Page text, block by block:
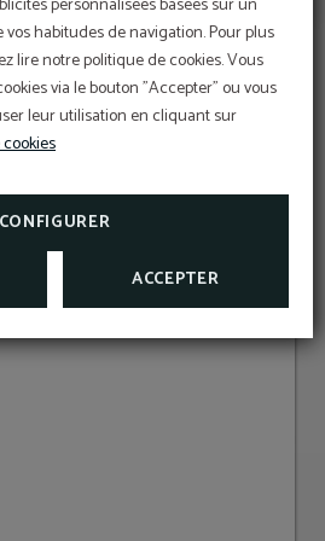
habitudes de navigation. Pour plus
lire notre politique de cookies. Vous
via le bouton "Accepter" ou vous
leur utilisation en cliquant sur
CONFIGURER
ACCEPTER
15 16 17 18
22 23 24 25
29 30 31
PAU
EXCLUSIVE
garanti, réduction pour réservation
petit déjeuner gratuit et assurance
annulation gratuite inclus!
Sant Pau os inclut une assurance
exclusive pour les réservations
effectuées sur le site officiel.
ANNULATION
INFORMATION
d'intérêt